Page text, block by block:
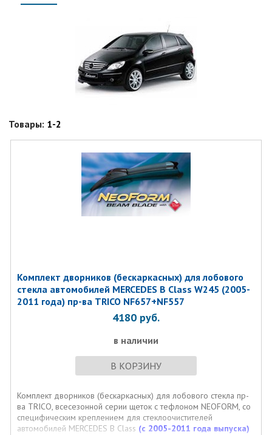
Товары: 1-2
Комплект дворников (бескаркасных) для лобового
стекла автомобилей MERCEDES B Class W245 (2005-
2011 года) пр-ва TRICO NF657+NF557
4180 руб.
в наличии
В КОРЗИНУ
Комплект дворников (бескаркасных) для лобового стекла пр-
ва TRICO, всесезонной серии щеток с тефлоном NEOFORM, со
специфическим креплением для стеклоочистителей
автомобилей MERCEDES B Class (c 2005-2011 года выпуска)